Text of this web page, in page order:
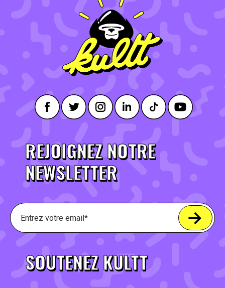
REJOIGNEZ NOTRE
NEWSLETTER
SOUTENEZ KULTT